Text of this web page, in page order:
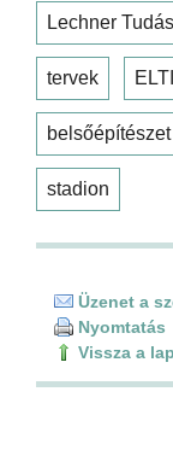
Lechner
tervek
belsőépítészet
stadion
Üzenet a
Nyomtatás
Vissza a